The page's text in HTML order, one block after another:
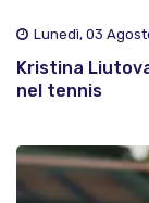
Lunedì, 03
Kristina
nel tennis